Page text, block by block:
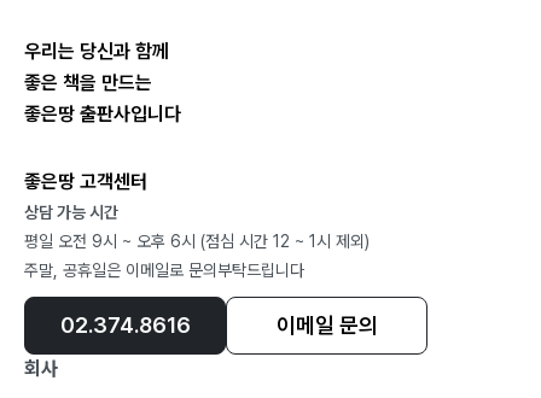
우리는 당신과 함께
좋은 책을 만드는
좋은땅 출판사입니다
좋은땅 고객센터
상담 가능 시간
평일 오전 9시 ~ 오후 6시 (점심 시간 12 ~ 1시 제외)
주말, 공휴일은 이메일로 문의부탁드립니다
02.374.8616 이메일 문의
회사